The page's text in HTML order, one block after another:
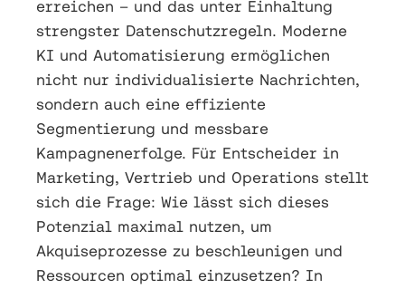
erreichen – und das unter Einhaltung
strengster Datenschutzregeln. Moderne
KI und Automatisierung ermöglichen
nicht nur individualisierte Nachrichten,
sondern auch eine effiziente
Segmentierung und messbare
Kampagnenerfolge. Für Entscheider in
Marketing, Vertrieb und Operations stellt
sich die Frage: Wie lässt sich dieses
Potenzial maximal nutzen, um
Akquiseprozesse zu beschleunigen und
Ressourcen optimal einzusetzen? In